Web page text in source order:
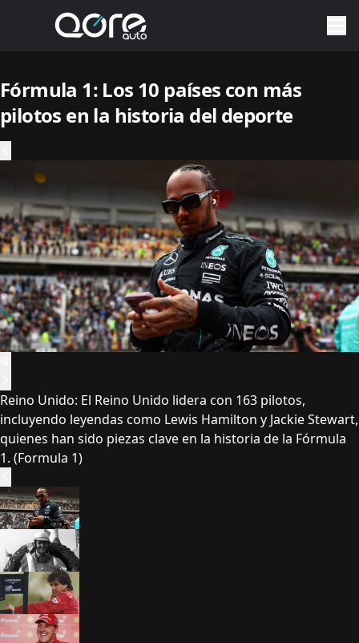
Fórmula 1: Los 10 países con más
pilotos en la historia del deporte
Reino Unido: El Reino Unido lidera con 163 pilotos,
incluyendo leyendas como Lewis Hamilton y Jackie Stewart,
quienes han sido piezas clave en la historia de la Fórmula
1. (Formula 1)